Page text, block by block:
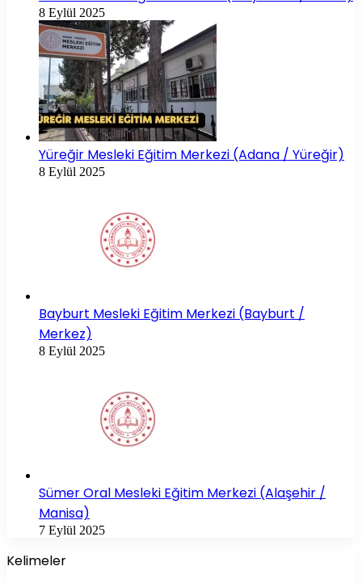
8 Eylül 2025
Yüreğir Mesleki Eğitim Merkezi (Adana / Yüreğir)
8 Eylül 2025
Bayburt Mesleki Eğitim Merkezi (Bayburt /
Merkez)
8 Eylül 2025
Sümer Oral Mesleki Eğitim Merkezi (Alaşehir /
Manisa)
7 Eylül 2025
Kelimeler